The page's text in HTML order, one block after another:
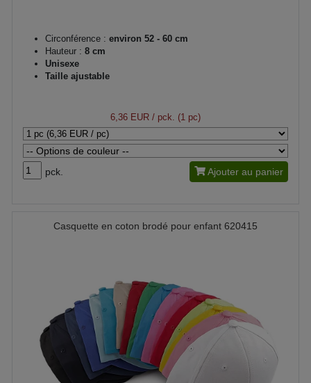
Circonférence : environ 52 - 60 cm
Hauteur : 8 cm
Unisexe
Taille ajustable
6,36 EUR / pck. (1 pc)
pck. Ajouter au panier
Casquette en coton brodé pour enfant 620415